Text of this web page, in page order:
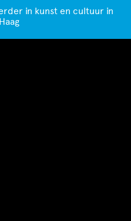
in kunst en cultuur in